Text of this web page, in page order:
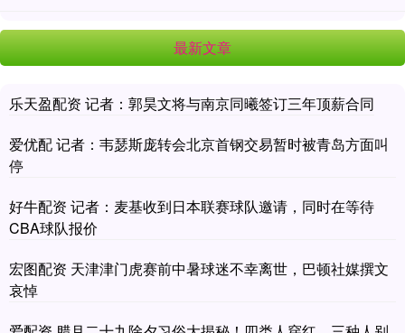
最新文章
乐天盈配资 记者：郭昊文将与南京同曦签订三年顶薪合同
爱优配 记者：韦瑟斯庞转会北京首钢交易暂时被青岛方面叫
停
好牛配资 记者：麦基收到日本联赛球队邀请，同时在等待
CBA球队报价
宏图配资 天津津门虎赛前中暑球迷不幸离世，巴顿社媒撰文
哀悼